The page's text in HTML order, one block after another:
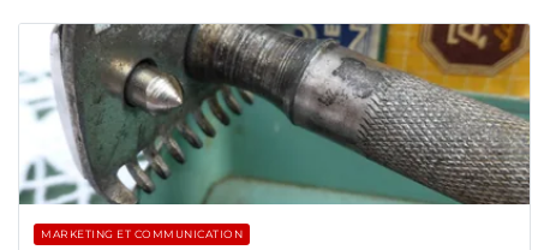
MARKETING ET COMMUNICATION